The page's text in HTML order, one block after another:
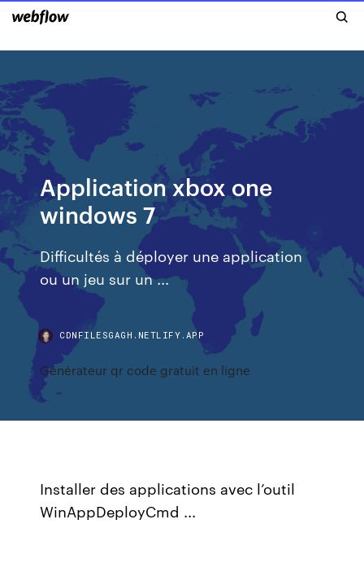
Application xbox one
windows 7
Difficultés à déployer une application
ou un jeu sur un ...
CDNFILESGAGH.NETLIFY.APP
Générateur qr code gratuit en ligne
Installer des applications avec l’outil
WinAppDeployCmd ...